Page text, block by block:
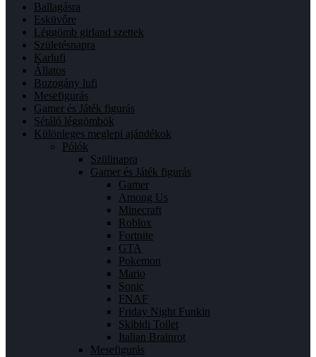
Ballagásra
Esküvőre
Léggömb girland szettek
Születésnapra
Karlufi
Állatos
Buzogány lufi
Mesefigurás
Gamer és Játék figurás
Sétáló léggömbök
Különleges meglepi ajándékok
Pólók
Szülinapra
Gamer és Játék figurás
Gamer
Among Us
Minecraft
Roblox
Fortnite
GTA
Pokemon
Mario
Sonic
FNAF
Friday Night Funkin
Skibidi Toilet
Italian Brainrot
Mesefigurás